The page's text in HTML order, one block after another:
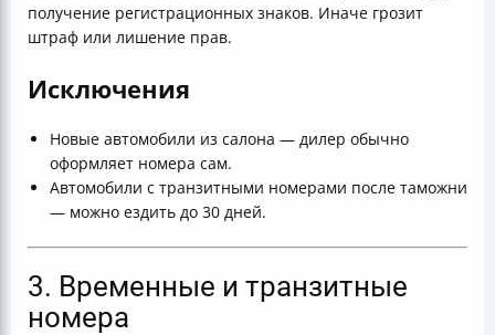
получение регистрационных знаков. Иначе грозит
штраф или лишение прав.
Исключения
Новые автомобили из салона — дилер обычно
оформляет номера сам.
Автомобили с транзитными номерами после таможни
— можно ездить до 30 дней.
3. Временные и транзитные
номера